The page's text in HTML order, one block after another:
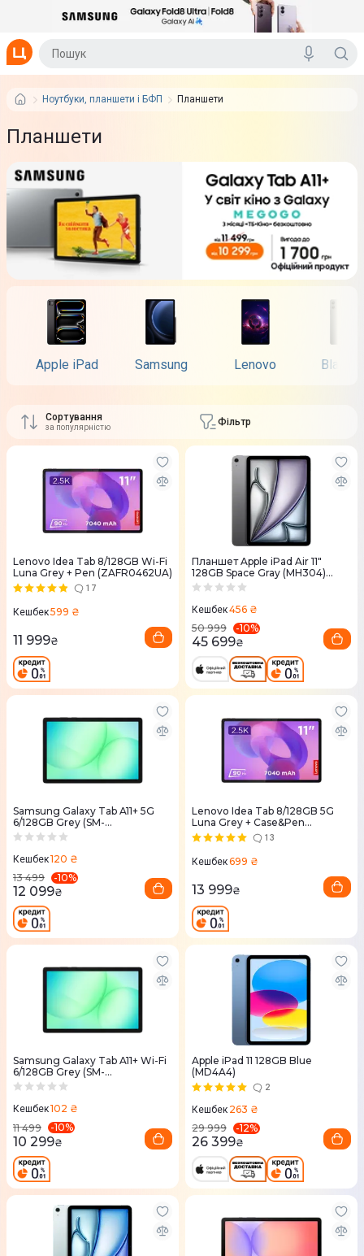
Ноутбуки, планшети і БФП Планшети
Планшети
Apple iPad Samsung Lenovo
Сортування
за популярністю Фільтр
Lenovo Idea Tab 8/128GB Wi-Fi
Luna Grey + Pen (ZAFR0462UA)
17
Кешбек599 ₴
11 999₴
Планшет Apple iPad Air 11"
128GB Space Gray (MH304)
2026
Кешбек456 ₴
50 999
-10%
45 699₴
Samsung Galaxy Tab A11+ 5G
6/128GB Grey (SM-
X236BZAREUC)
Кешбек120 ₴
13 499
-10%
12 099₴
Lenovo Idea Tab 8/128GB 5G
Luna Grey + Case&Pen
(ZAFM0065UA)13
Кешбек699 ₴
13 999₴
Samsung Galaxy Tab A11+ Wi-Fi
6/128GB Grey (SM-
X230NZAREUC)
Кешбек102 ₴
11 499
-10%
10 299₴
Apple iPad 11 128GB Blue
(MD4A4)
2
Кешбек 263 ₴
29 999
-12%
26 399₴